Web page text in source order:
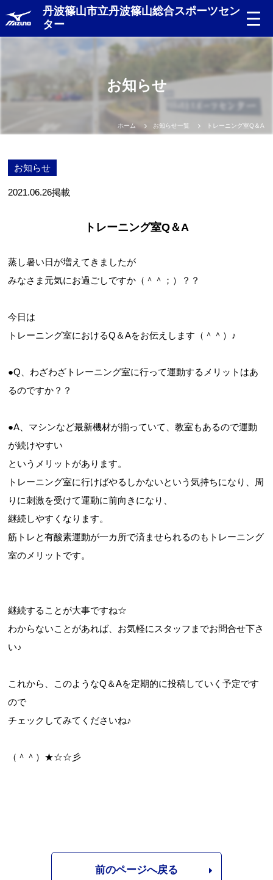
丹波篠山市立丹波篠山総合スポーツセン
ター
スポーツ教室体験
お知らせ
ホーム お知らせ一覧 トレーニング室Q＆A
お知らせ
2021.06.26掲載
トレーニング室Q＆A
蒸し暑い日が増えてきましたが
みなさま元気にお過ごしですか（＾＾；）？？
今日は
トレーニング室におけるQ＆Aをお伝えします（＾＾）♪
●Q、わざわざトレーニング室に行って運動するメリットはあ
るのですか？？
●A、マシンなど最新機材が揃っていて、教室もあるので運動
が続けやすい
というメリットがあります。
トレーニング室に行けばやるしかないという気持ちになり、周
りに刺激を受けて運動に前向きになり、
継続しやすくなります。
筋トレと有酸素運動が一カ所で済ませられるのもトレーニング
室のメリットです。
継続することが大事ですね☆
わからないことがあれば、お気軽にスタッフまでお問合せ下さ
い♪
これから、このようなQ＆Aを定期的に投稿していく予定です
ので
チェックしてみてくださいね♪
（＾＾）★☆☆彡
前のページへ戻る